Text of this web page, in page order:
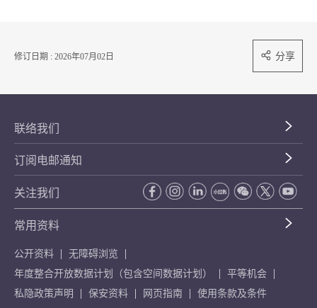
修订日期 : 2026年07月02日 分享
联络我们
订阅电邮通知
关注我们
常用资料
公开资料
无障碍浏览
年度整合开放数据计划（包含空间数据计划）
平等机会
私隐政策声明
保安资料 网页指南 使用条款及条件